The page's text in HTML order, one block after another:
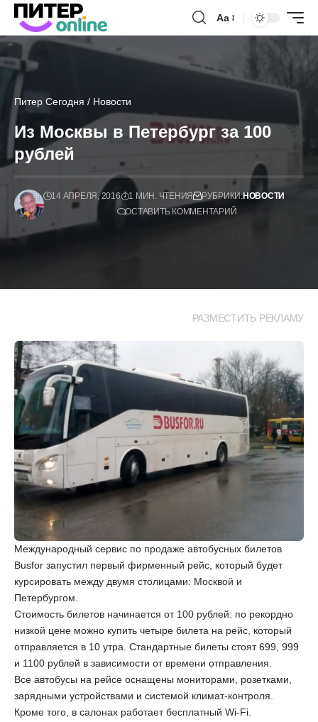
Аа
Питер Сегодня / Новости
Из Москвы в Петербург за 100
рублей
14 АПРЕЛЯ, 2016 1 МИН. ЧТЕНИЯ РУБРИКИ:НОВОСТИ
ОСТАВИТЬ КОММЕНТАРИЙ
РАЗМЕСТИТЬ РЕКЛАМУ
Международный сервис по продаже автобусных билетов
Busfor запустил первый фирменный рейс, который будет
курсировать между двумя столицами: Москвой и
Петербургом.
Стоимость билетов начинается от 100 рублей: по рекордно
низкой цене можно купить четыре билета на рейс, который
отправляется в 10 утра. Стандартные билеты стоят 699, 999
и 1100 рублей в зависимости от времени отправления.
Все автобусы на рейсе оснащены мониторами, розетками,
зарядными устройствами и системой климат-контроля.
Кроме того, в салонах работает бесплатный Wi-Fi.